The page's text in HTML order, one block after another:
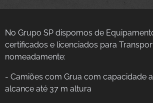
No Grupo SP dispomos de
certificados e licenciados para
nomeadamente:
- Camiões com Grua com capacidade
alcance até 37 m altura